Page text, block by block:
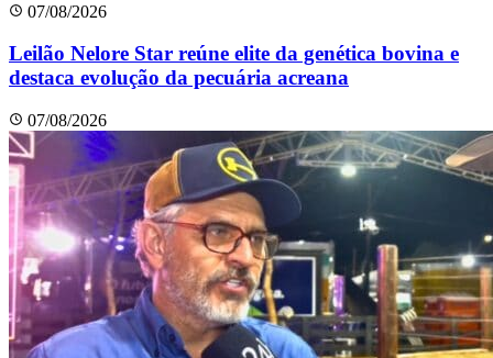
07/08/2026
Leilão Nelore Star reúne elite da genética bovina e
destaca evolução da pecuária acreana
07/08/2026